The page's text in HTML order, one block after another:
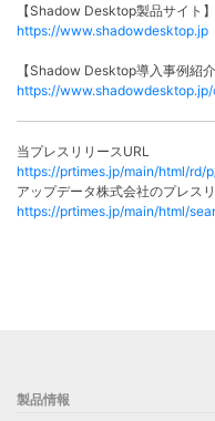
【Shadow Desktop製品サイト】
https://www.shadowdesktop.jp
【Shadow Desktop導入事例紹介
https://
当プレスリリースURL
https://prtimes.jp/main/html/
アップデータ株式会社のプレス
https://prtimes.jp/main/html/
製品情報